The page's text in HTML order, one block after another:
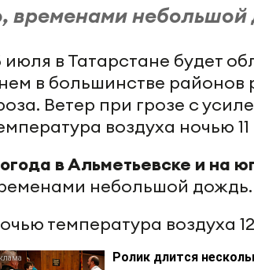
временами
июля в Татарстане будет
в большинстве
Ветер при грозе с
воздуха ночью
в Альметьевске и на
небольшой дождь.
температура воздуха
Ролик длится